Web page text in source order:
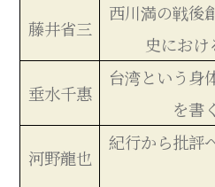
藤井省三
西川満の戦後
史におけ
垂水千惠
台湾という身
を書
河野龍也
紀行から批評